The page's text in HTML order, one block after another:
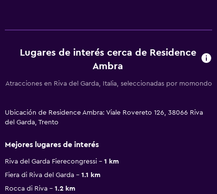
Lugares de interés cerca de Residence
Ambra
Atracciones en Riva del Garda, Italia, seleccionadas por momondo
Ubicación de Residence Ambra: Viale Rovereto 126, 38066 Riva
del Garda, Trento
Mejores lugares de interés
Riva del Garda Fierecongressi
1 km
Fiera di Riva del Garda
1.1 km
Rocca di Riva
1.2 km